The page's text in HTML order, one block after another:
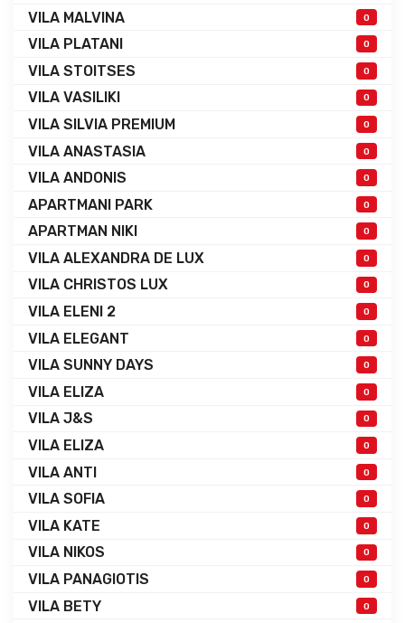
VILA MALVINA 0
VILA PLATANI 0
VILA STOITSES 0
VILA VASILIKI 0
VILA SILVIA PREMIUM 0
VILA ANASTASIA 0
VILA ANDONIS 0
APARTMANI PARK 0
APARTMAN NIKI 0
VILA ALEXANDRA DE LUX 0
VILA CHRISTOS LUX 0
VILA ELENI 2 0
VILA ELEGANT 0
VILA SUNNY DAYS 0
VILA ELIZA 0
VILA J&S 0
VILA ELIZA 0
VILA ANTI 0
VILA SOFIA 0
VILA KATE 0
VILA NIKOS 0
VILA PANAGIOTIS 0
VILA BETY 0